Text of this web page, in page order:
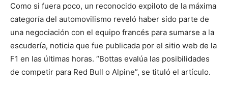
Como si fuera poco, un reconocido expiloto de la máxima
categoría del automovilismo reveló haber sido parte de
una negociación con el equipo francés para sumarse a la
escudería, noticia que fue publicada por el sitio web de la
F1 en las últimas horas. “Bottas evalúa las posibilidades
de competir para Red Bull o Alpine”, se tituló el artículo.